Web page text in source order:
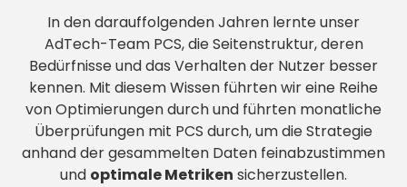
In den darauffolgenden Jahren lernte unser
AdTech-Team PCS, die Seitenstruktur, deren
Bedürfnisse und das Verhalten der Nutzer besser
kennen. Mit diesem Wissen führten wir eine Reihe
von Optimierungen durch und führten monatliche
Überprüfungen mit PCS durch, um die Strategie
anhand der gesammelten Daten feinabzustimmen
und optimale Metriken sicherzustellen.